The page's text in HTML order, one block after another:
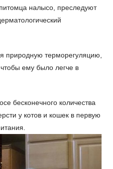
налысо, преследуют
терморегуляцию,
ему было легче в
бесконечного количества
у котов и кошек в первую